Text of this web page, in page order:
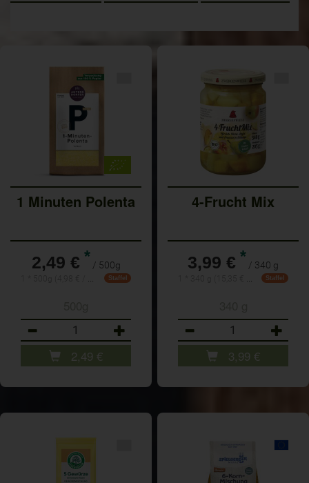
1 Minuten Polenta
2,49 € * / 500g
Staffel
2,49 €
4-Frucht Mix
3,99 € * / 340 g
Staffel
3,99 €